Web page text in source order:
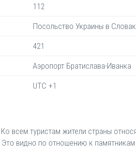
112
Посольство Украины в
421
Аэропорт Братислава-Иванка
UTC +1
всем туристам жители страны
видно по отношению к